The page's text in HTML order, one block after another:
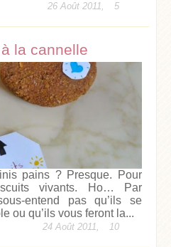
26 Août 2011, 5
la cannelle
pains ? Presque. Pour
vivants. Ho… Par
entend pas qu’ils se
ou qu’ils vous feront la...
24 Août 2011, 10